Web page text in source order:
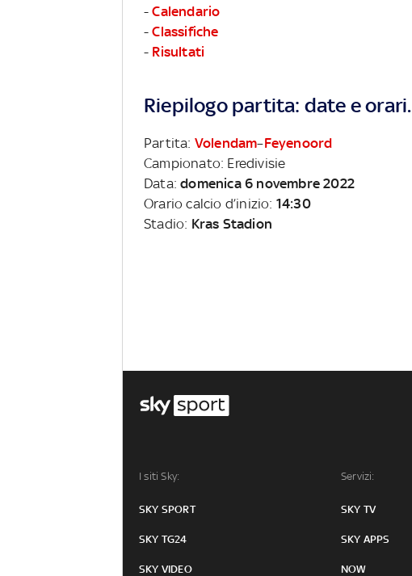
-Calendario
-Classifiche
- Risultati
Riepilogo partita: date e orari.
Partita: Volendam–Feyenoord
Campionato: Eredivisie
Data:domenica 6 novembre 2022
Orario calcio d’inizio: 14:30
Stadio: Kras Stadion
I siti Sky:
SKY SPORT
SKY TG24
SKY VIDEO
Servizi:
SKY TV
SKY APPS
NOW